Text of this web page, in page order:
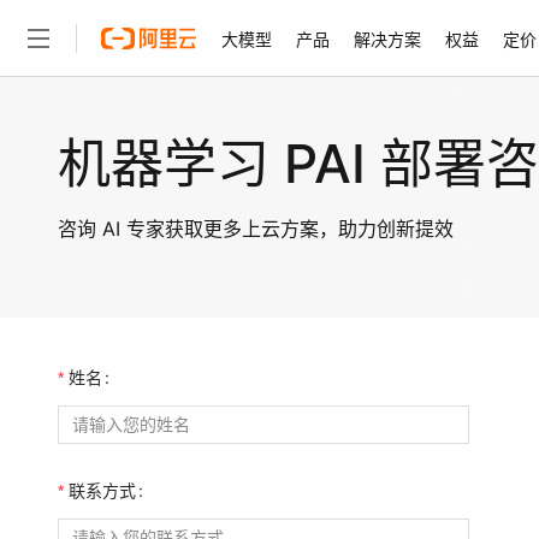
机器学习 PAI 部署
咨询 AI 专家获取更多上云方案，助力创新提效
姓名
联系方式